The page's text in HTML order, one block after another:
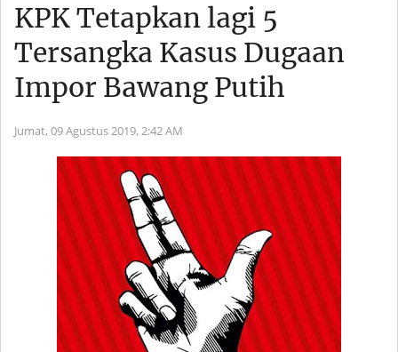
KPK Tetapkan lagi 5
Tersangka Kasus Dugaan
Impor Bawang Putih
Jumat, 09 Agustus 2019, 2:42 AM